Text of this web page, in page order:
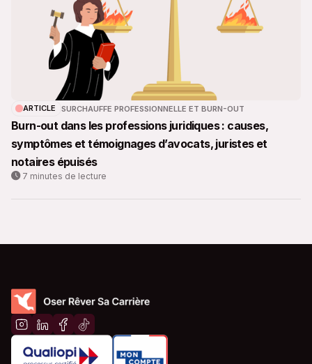
ARTICLE SURCHAUFFE PROFESSIONNELLE ET BURN-OUT
Burn-out dans les professions juridiques : causes,
symptômes et témoignages d’avocats, juristes et
notaires épuisés
7 minutes de lecture